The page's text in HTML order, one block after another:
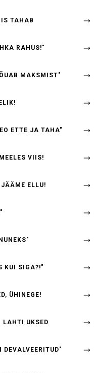
TAHAB
RAHUS!"
MAKSMIST"
ETTE JA TAHA"
VIIS!
ELLU!
KUI SIGA?!"
ÜHINEGE!
LAHTI UKSED